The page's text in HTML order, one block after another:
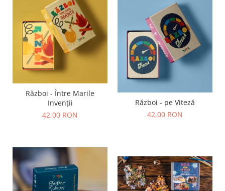
Război - Între Marile
Invenții
42,00 RON
Război - pe Viteză
42,00 RON